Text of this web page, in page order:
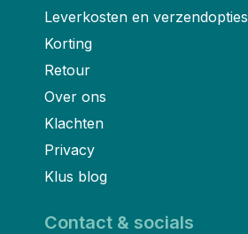
Leverkosten en verzendopties
Korting
Retour
Over ons
Klachten
Privacy
Klus blog
Contact & socials